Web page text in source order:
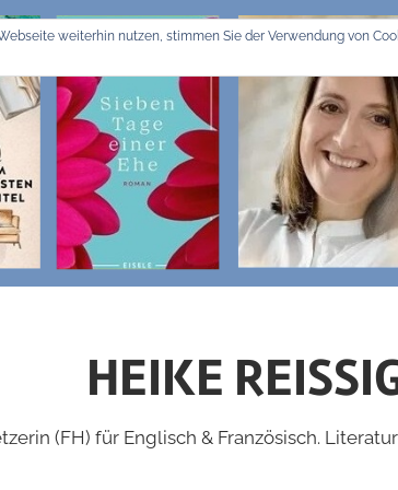
HEIKE
(FH) für Englisch & Französisch.
weiterhin nutzen, stimmen Sie der Verwendung von